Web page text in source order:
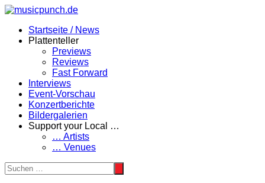
Zum
springenStartseite / News
Plattenteller
Previews
Reviews
Fast Forward
Interviews
Event-Vorschau
Konzertberichte
Bildergalerien
Support your Local …
… Artists
… Venues